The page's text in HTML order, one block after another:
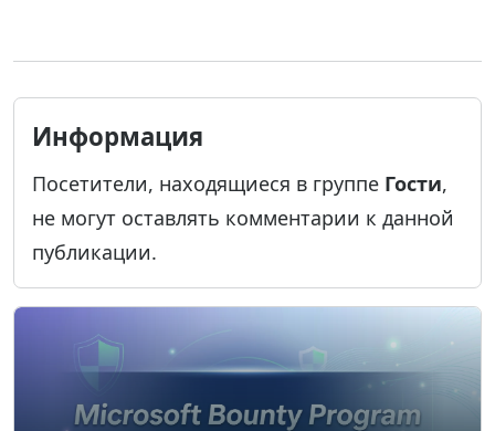
Информация
Посетители, находящиеся в группе Гости,
не могут оставлять комментарии к данной
публикации.